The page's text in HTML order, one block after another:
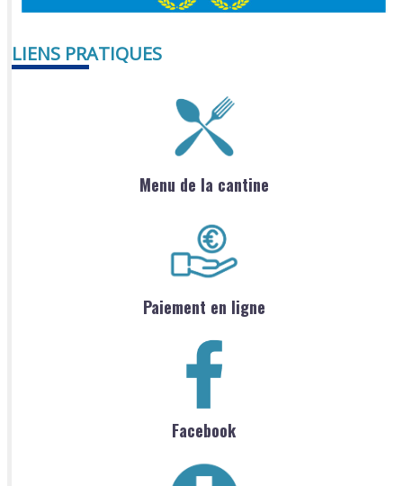
LIENS PRATIQUES
Menu de la cantine
Paiement en ligne
Facebook